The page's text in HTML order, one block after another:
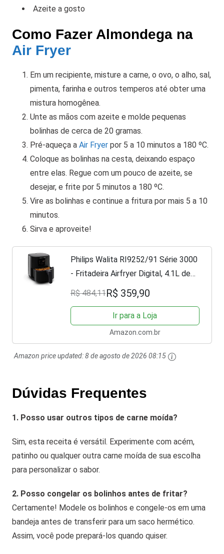
Azeite a gosto
Como Fazer Almondega na
Air Fryer
Em um recipiente, misture a carne, o ovo, o alho, sal,
pimenta, farinha e outros temperos até obter uma
mistura homogênea.
Unte as mãos com azeite e molde pequenas
bolinhas de cerca de 20 gramas.
Pré-aqueça a Air Fryer por 5 a 10 minutos a 180 ºC.
Coloque as bolinhas na cesta, deixando espaço
entre elas. Regue com um pouco de azeite, se
desejar, e frite por 5 minutos a 180 ºC.
Vire as bolinhas e continue a fritura por mais 5 a 10
minutos.
Sirva e aproveite!
Philips Walita RI9252/91 Série 3000
- Fritadeira Airfryer Digital, 4.1L de
capacidade, 127V, 1400W, Preta
R$ 484,11R$ 359,90
Ir para a Loja
Amazon.com.br
Amazon price updated:8 de agosto de 2026 08:15
Dúvidas Frequentes
1. Posso usar outros tipos de carne moída?
Sim, esta receita é versátil. Experimente com acém,
patinho ou qualquer outra carne moída de sua escolha
para personalizar o sabor.
2. Posso congelar os bolinhos antes de fritar?
Certamente! Modele os bolinhos e congele-os em uma
bandeja antes de transferir para um saco hermético.
Assim, você pode prepará-los quando quiser.